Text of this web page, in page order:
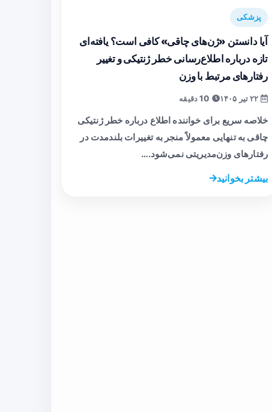
پزشکی
آیا دانستن «ژن‌های چاقی» کافی است؟ یافته‌ای
تازه درباره اطلاع‌رسانی خطر ژنتیکی و تغییر
رفتارهای مرتبط با وزن
خلاصه سریع برای خواننده اطلاع درباره خطر ژنتیکی
چاقی به تنهایی معمولاً منجر به تغییرات بلندمدت در
رفتارهای وزن‌مدیریتی نمی‌شود.…
بیشتر بخوانید